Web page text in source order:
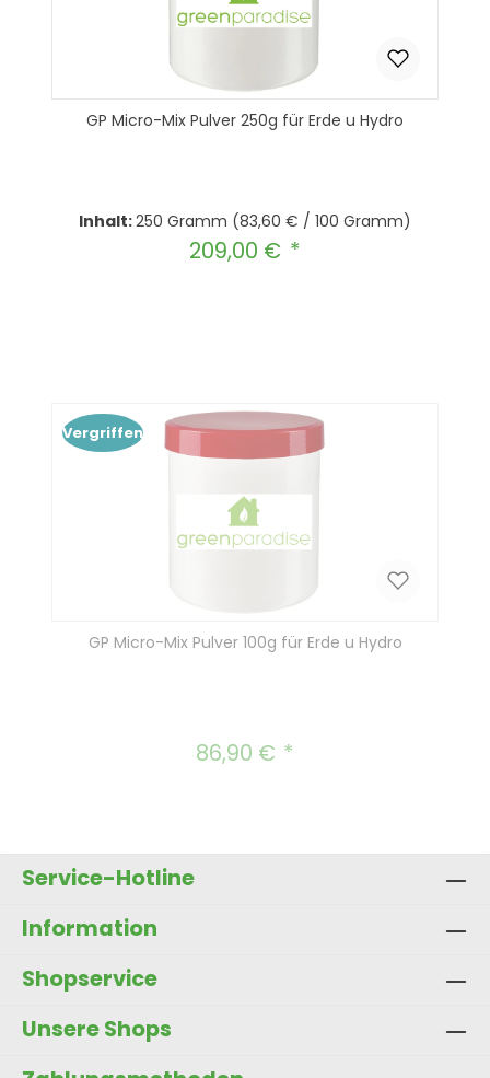
GP Micro-Mix Pulver 250g für Erde u Hydro
Inhalt:250 Gramm (83,60 € / 100 Gramm)
Regulärer Preis:
209,00 €
Vergriffen
GP Micro-Mix Pulver 100g für Erde u Hydro
Regulärer Preis:
86,90 €
Service-Hotline
Information
Shopservice
Unsere Shops